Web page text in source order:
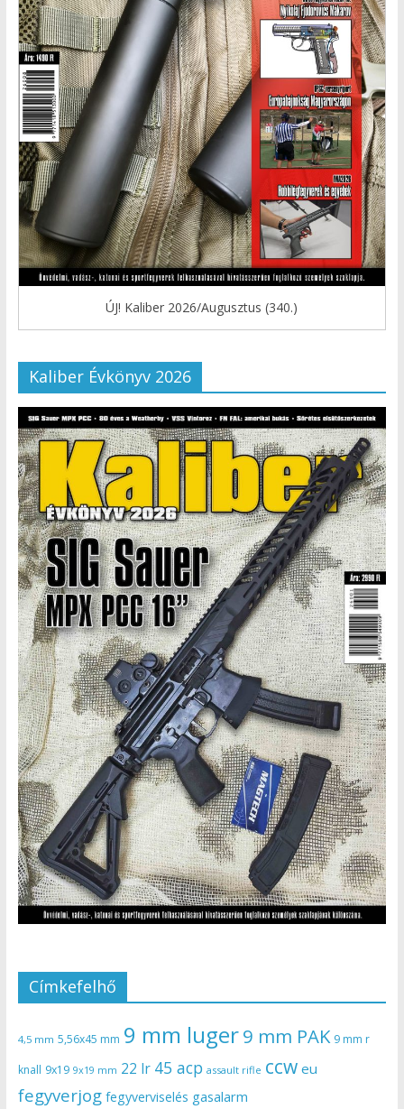
ÚJ! Kaliber 2026/Augusztus (340.)
Kaliber Évkönyv 2026
Címkefelhő
4,5 mm 5,56x45 mm 9 mm luger9 mm PAK 9 mm r
knall 9x19 9x19 mm 22 lr 45 acp assault rifle ccw eu
fegyverjog fegyverviselés gasalarm